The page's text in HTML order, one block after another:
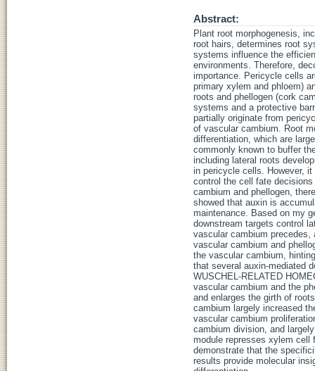
Abstract:
Plant root morphogenesis,
root hairs, determines root
systems influence the
environments. Therefore,
importance. Pericycle cells
primary xylem and phloem)
roots and phellogen (cork
systems and a protective
partially originate from
of vascular cambium. Root
differentiation, which are
commonly known to buffer
including lateral roots
in pericycle cells. However,
control the cell fate
cambium and phellogen,
showed that auxin is
maintenance. Based on my
downstream targets control
vascular cambium
vascular cambium and
the vascular cambium,
that several auxin-mediated
WUSCHEL-RELATED
vascular cambium and the
and enlarges the girth of
cambium largely increased
vascular cambium
cambium division, and
module represses xylem cell
demonstrate that the
results provide molecular